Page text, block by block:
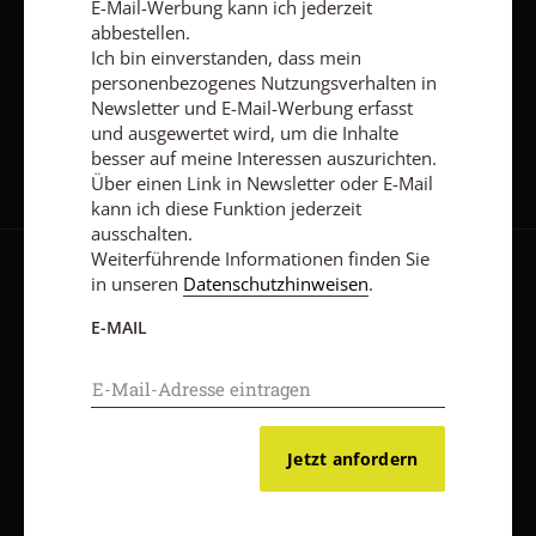
Jetzt anmelden
AGB und Widerrufsbelehrung Datenschutz
Vertrag widerrufen Abo online kündigen
E-Mail-Werbung kann ich jederzeit
abbestellen.
Ich bin einverstanden, dass mein
personenbezogenes Nutzungsverhalten in
Newsletter und E-Mail-Werbung erfasst
und ausgewertet wird, um die Inhalte
besser auf meine Interessen auszurichten.
Über einen Link in Newsletter oder E-Mail
kann ich diese Funktion jederzeit
ausschalten.
Weiterführende Informationen finden Sie
in unseren Datenschutzhinweisen.
E-MAIL
Jetzt anfordern